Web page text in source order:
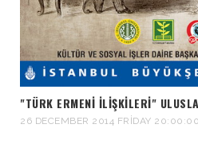
"TÜRK ERMENI İLIŞKILERI"
26 DECEMBER 2014 FRIDAY 20:00:00